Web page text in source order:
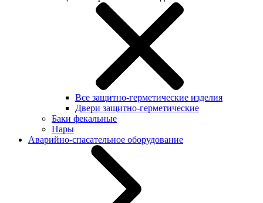
Все защитно-герметические изделия
Двери защитно-герметические
Баки фекальные
Нары
Аварийно-спасательное оборудование